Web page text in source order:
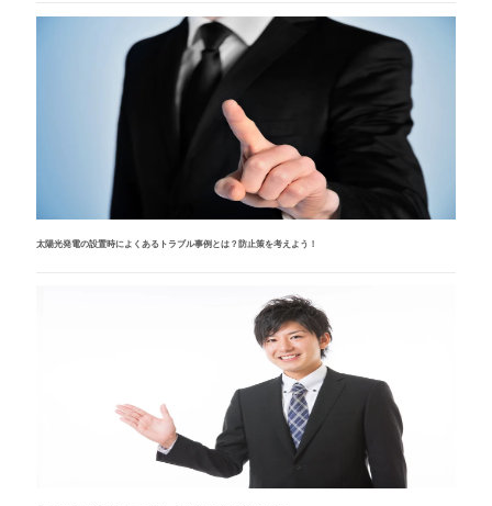
太陽光発電の設置時によくあるトラブル事例とは？防止策を考えよう！